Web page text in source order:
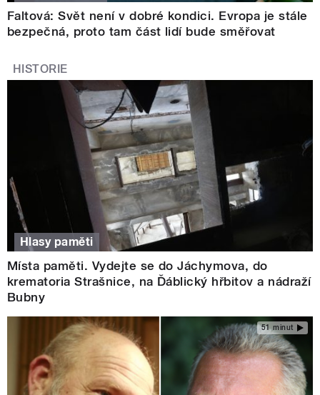
Faltová: Svět není v dobré kondici. Evropa je stále
bezpečná, proto tam část lidí bude směřovat
HISTORIE
Hlasy paměti
Místa paměti. Vydejte se do Jáchymova, do
krematoria Strašnice, na Ďáblický hřbitov a nádraží
Bubny
51 minut